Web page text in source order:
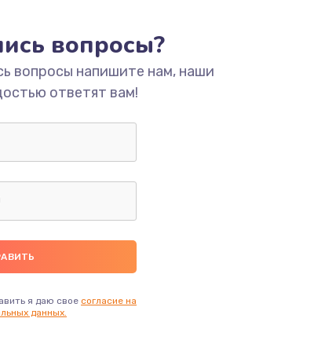
вопросы?
вопросы напишите нам, наши
ответят вам!
я даю свое согласие на
данных.